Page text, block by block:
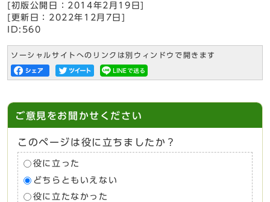
[初版公開日： 2014年2月19日
[更新日： 2022年12月7日
ID:560
ソーシャルサイトへのリンクは別ウィンドウで開きます
ご意見をお聞かせください
このページは役に立ちましたか？
役に立った
どちらともいえない
役に立たなかった